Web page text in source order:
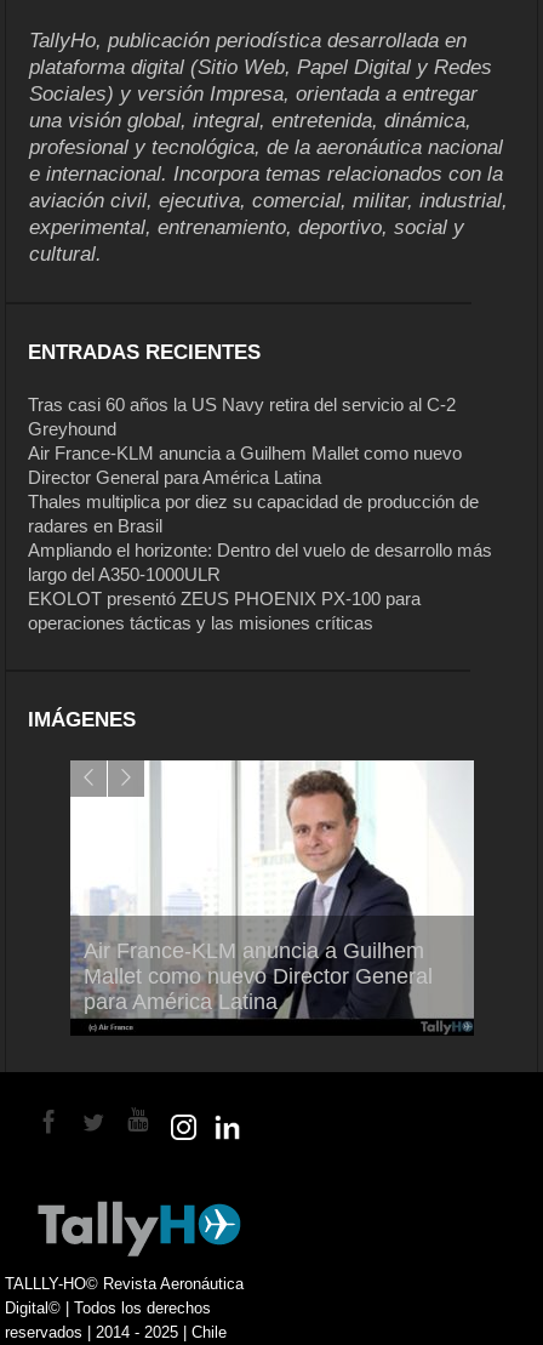
TallyHo, publicación periodística desarrollada en
plataforma digital (Sitio Web, Papel Digital y Redes
Sociales) y versión Impresa, orientada a entregar
una visión global, integral, entretenida, dinámica,
profesional y tecnológica, de la aeronáutica nacional
e internacional. Incorpora temas relacionados con la
aviación civil, ejecutiva, comercial, militar, industrial,
experimental, entrenamiento, deportivo, social y
cultural.
ENTRADAS RECIENTES
Tras casi 60 años la US Navy retira del servicio al C-2
Greyhound
Air France-KLM anuncia a Guilhem Mallet como nuevo
Director General para América Latina
Thales multiplica por diez su capacidad de producción de
radares en Brasil
Ampliando el horizonte: Dentro del vuelo de desarrollo más
largo del A350-1000ULR
EKOLOT presentó ZEUS PHOENIX PX-100 para
operaciones tácticas y las misiones críticas
IMÁGENES
Air France-KLM anuncia a Guilhem
Mallet como nuevo Director General
para América Latina
TALLLY-HO© Revista Aeronáutica
Digital© | Todos los derechos
reservados | 2014 - 2025 | Chile